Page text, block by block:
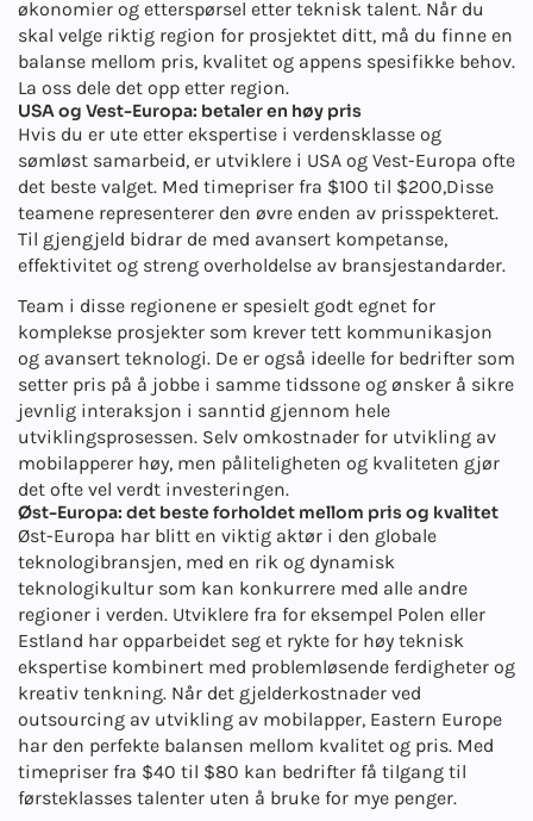
økonomier og etterspørsel etter teknisk talent. Når du
skal velge riktig region for prosjektet ditt, må du finne en
balanse mellom pris, kvalitet og appens spesifikke behov.
La oss dele det opp etter region.
USA og Vest-Europa: betaler en høy pris
Hvis du er ute etter ekspertise i verdensklasse og
sømløst samarbeid, er utviklere i USA og Vest-Europa ofte
det beste valget. Med timepriser fra $100 til $200,Disse
teamene representerer den øvre enden av prisspekteret.
Til gjengjeld bidrar de med avansert kompetanse,
effektivitet og streng overholdelse av bransjestandarder.
Team i disse regionene er spesielt godt egnet for
komplekse prosjekter som krever tett kommunikasjon
og avansert teknologi. De er også ideelle for bedrifter som
setter pris på å jobbe i samme tidssone og ønsker å sikre
jevnlig interaksjon i sanntid gjennom hele
utviklingsprosessen. Selv omkostnader for utvikling av
mobilapperer høy, men påliteligheten og kvaliteten gjør
det ofte vel verdt investeringen.
Øst-Europa: det beste forholdet mellom pris og kvalitet
Øst-Europa har blitt en viktig aktør i den globale
teknologibransjen, med en rik og dynamisk
teknologikultur som kan konkurrere med alle andre
regioner i verden. Utviklere fra for eksempel Polen eller
Estland har opparbeidet seg et rykte for høy teknisk
ekspertise kombinert med problemløsende ferdigheter og
kreativ tenkning. Når det gjelderkostnader ved
outsourcing av utvikling av mobilapper, Eastern Europe
har den perfekte balansen mellom kvalitet og pris. Med
timepriser fra $40 til $80 kan bedrifter få tilgang til
førsteklasses talenter uten å bruke for mye penger.